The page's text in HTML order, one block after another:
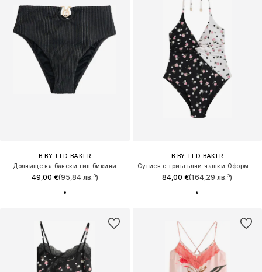
B BY TED BAKER
Долнище на бански тип бикини
49,00 €(95,84 лв.³)
B BY TED BAKER
84,00 €(164,29 лв.³)